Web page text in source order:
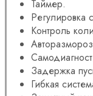
Таймер.
Регулировка
Контроль
Задержка
Гибкая